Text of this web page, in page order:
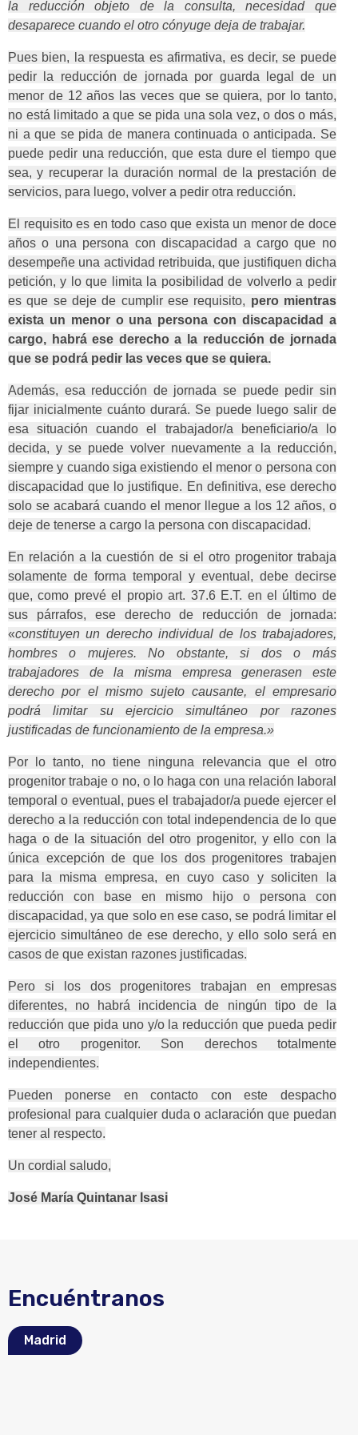
la reducción objeto de la consulta, necesidad que
desaparece cuando el otro cónyuge deja de trabajar.
Pues bien, la respuesta es afirmativa, es decir, se puede
pedir la reducción de jornada por guarda legal de un
menor de 12 años las veces que se quiera, por lo tanto,
no está limitado a que se pida una sola vez, o dos o más,
ni a que se pida de manera continuada o anticipada. Se
puede pedir una reducción, que esta dure el tiempo que
sea, y recuperar la duración normal de la prestación de
servicios, para luego, volver a pedir otra reducción.
El requisito es en todo caso que exista un menor de doce
años o una persona con discapacidad a cargo que no
desempeñe una actividad retribuida, que justifiquen dicha
petición, y lo que limita la posibilidad de volverlo a pedir
es que se deje de cumplir ese requisito, pero mientras
exista un menor o una persona con discapacidad a
cargo, habrá ese derecho a la reducción de jornada
que se podrá pedir las veces que se quiera.
Además, esa reducción de jornada se puede pedir sin
fijar inicialmente cuánto durará. Se puede luego salir de
esa situación cuando el trabajador/a beneficiario/a lo
decida, y se puede volver nuevamente a la reducción,
siempre y cuando siga existiendo el menor o persona con
discapacidad que lo justifique. En definitiva, ese derecho
solo se acabará cuando el menor llegue a los 12 años, o
deje de tenerse a cargo la persona con discapacidad.
En relación a la cuestión de si el otro progenitor trabaja
solamente de forma temporal y eventual, debe decirse
que, como prevé el propio art. 37.6 E.T. en el último de
sus párrafos, ese derecho de reducción de jornada:
«constituyen un derecho individual de los trabajadores,
hombres o mujeres. No obstante, si dos o más
trabajadores de la misma empresa generasen este
derecho por el mismo sujeto causante, el empresario
podrá limitar su ejercicio simultáneo por razones
justificadas de funcionamiento de la empresa.»
Por lo tanto, no tiene ninguna relevancia que el otro
progenitor trabaje o no, o lo haga con una relación laboral
temporal o eventual, pues el trabajador/a puede ejercer el
derecho a la reducción con total independencia de lo que
haga o de la situación del otro progenitor, y ello con la
única excepción de que los dos progenitores trabajen
para la misma empresa, en cuyo caso y soliciten la
reducción con base en mismo hijo o persona con
discapacidad, ya que solo en ese caso, se podrá limitar el
ejercicio simultáneo de ese derecho, y ello solo será en
casos de que existan razones justificadas.
Pero si los dos progenitores trabajan en empresas
diferentes, no habrá incidencia de ningún tipo de la
reducción que pida uno y/o la reducción que pueda pedir
el otro progenitor. Son derechos totalmente
independientes.
Pueden ponerse en contacto con este despacho
profesional para cualquier duda o aclaración que puedan
tener al respecto.
Un cordial saludo,
José María Quintanar Isasi
Encuéntranos
Madrid